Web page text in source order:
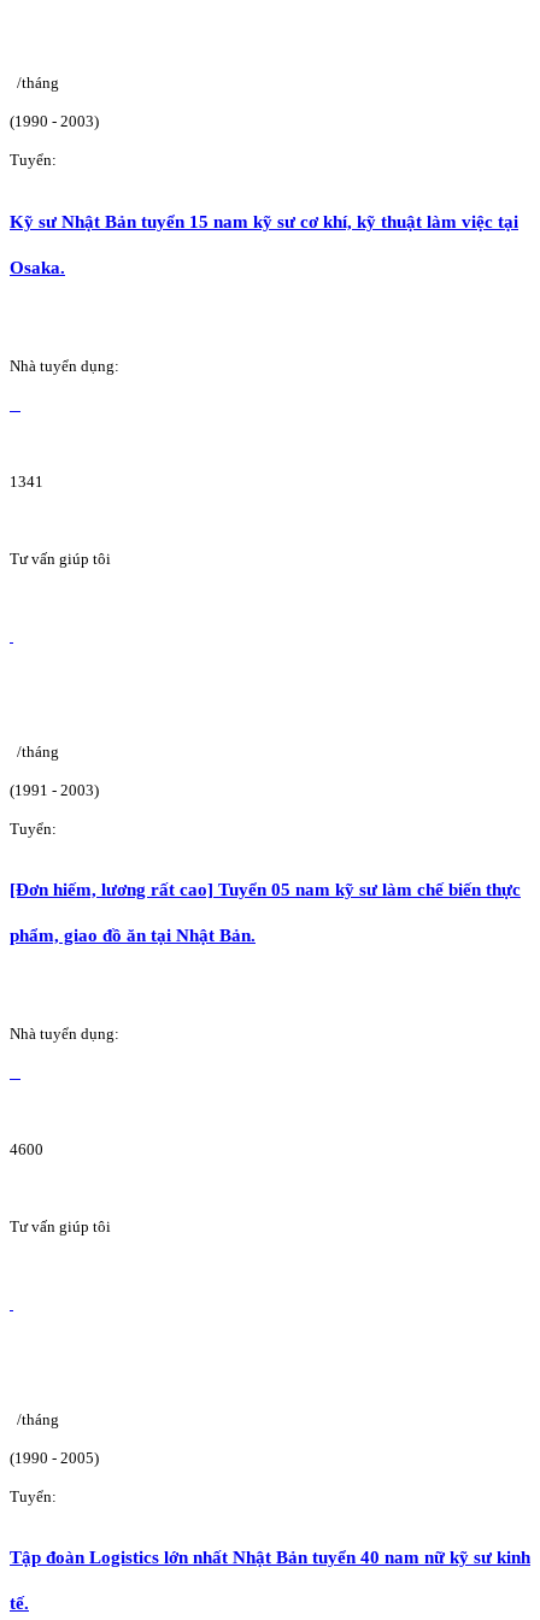
/tháng
(1990 - 2003)
Tuyển:
Kỹ sư Nhật Bản tuyển 15 nam kỹ sư cơ khí, kỹ thuật làm việc tại
Osaka.
Nhà tuyển dụng:
1341
Tư vấn giúp tôi
/tháng
(1991 - 2003)
Tuyển:
[Đơn hiếm, lương rất cao] Tuyển 05 nam kỹ sư làm chế biến thực
phẩm, giao đồ ăn tại Nhật Bản.
Nhà tuyển dụng:
4600
Tư vấn giúp tôi
/tháng
(1990 - 2005)
Tuyển:
Tập đoàn Logistics lớn nhất Nhật Bản tuyển 40 nam nữ kỹ sư kinh
tế.